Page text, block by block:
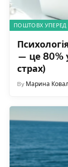
ПОШТОВХ УПЕРЕД
— це 80%
страх)
By Марина